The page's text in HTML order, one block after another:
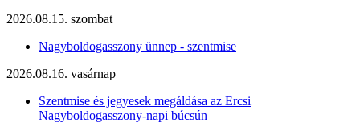
2026.08.15. szombat
Nagyboldogasszony ünnep - szentmise
2026.08.16. vasárnap
Szentmise és jegyesek megáldása az Ercsi
Nagyboldogasszony-napi búcsún